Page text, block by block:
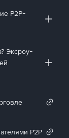
P2P-
Эксроу-
P2P